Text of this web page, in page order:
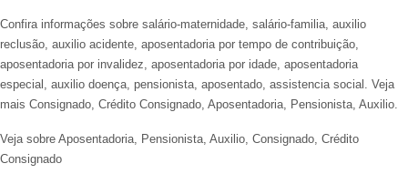
Confira informações sobre salário-maternidade, salário-familia, auxilio
reclusão, auxilio acidente, aposentadoria por tempo de contribuição,
aposentadoria por invalidez, aposentadoria por idade, aposentadoria
especial, auxilio doença, pensionista, aposentado, assistencia social. Veja
mais Consignado, Crédito Consignado, Aposentadoria, Pensionista, Auxilio.
Veja sobre Aposentadoria, Pensionista, Auxilio, Consignado, Crédito
Consignado